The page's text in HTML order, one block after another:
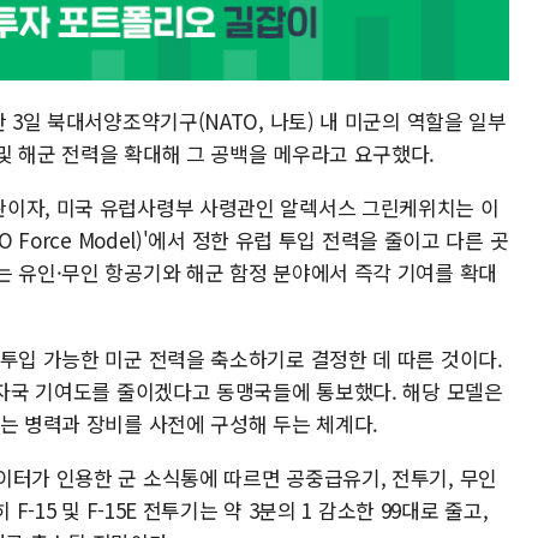
일 북대서양조약기구(NATO, 나토) 내 미군의 역할을 일부
해군 전력을 확대해 그 공백을 메우라고 요구했다.
자, 미국 유럽사령부 사령관인 알렉서스 그린케위치는 이
Force Model)'에서 정한 유럽 투입 전력을 줄이고 다른 곳
유인·무인 항공기와 해군 함정 분야에서 즉각 기여를 확대
입 가능한 미군 전력을 축소하기로 결정한 데 따른 것이다.
기여도를 줄이겠다고 동맹국들에 통보했다. 해당 모델은
병력과 장비를 사전에 구성해 두는 체계다.
가 인용한 군 소식통에 따르면 공중급유기, 전투기, 무인
F-15 및 F-15E 전투기는 약 3분의 1 감소한 99대로 줄고,